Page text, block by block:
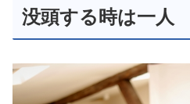
没頭する時は一人